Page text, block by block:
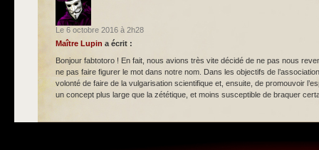
Le 6 octobre 2016 à 2h28
Maître Lupin a écrit :
Bonjour fabtotoro ! En fait, nous avions très vite décidé de ne pas nous
ne pas faire figurer le mot dans notre nom. Dans les objectifs de
volonté de faire de la vulgarisation scientifique et, ensuite, de promouvoir
un concept plus large que la zététique, et moins susceptible de braquer